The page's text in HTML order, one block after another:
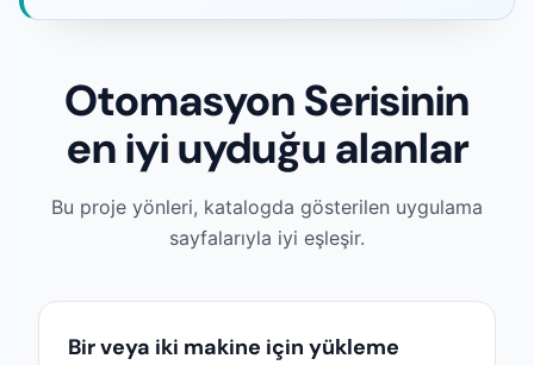
Otomasyon Serisinin
en iyi uyduğu alanlar
Bu proje yönleri, katalogda gösterilen uygulama
sayfalarıyla iyi eşleşir.
Bir veya iki makine için yükleme